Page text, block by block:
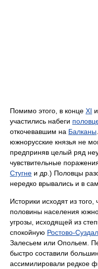
Помимо этого, в конце XI
участились набеги
откочевавшим на Балканы
южнорусские князья не
предприняв целый ряд
чувствительные
Стугне и др.) Половцы
нередко врывались и в сам
Историки исходят из
половины населения
угрозы, исходящей из
спокойную Ростово-
Залесьем или Опольем.
быстро составили
ассимилировали редкое